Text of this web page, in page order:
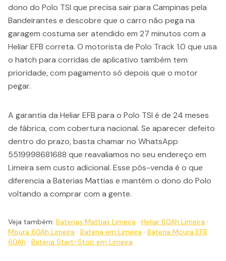
dono do Polo TSI que precisa sair para Campinas pela
Bandeirantes e descobre que o carro não pega na
garagem costuma ser atendido em 27 minutos com a
Heliar EFB correta. O motorista de Polo Track 1.0 que usa
o hatch para corridas de aplicativo também tem
prioridade, com pagamento só depois que o motor
pegar.
A garantia da Heliar EFB para o Polo TSI é de 24 meses
de fábrica, com cobertura nacional. Se aparecer defeito
dentro do prazo, basta chamar no WhatsApp
5519998681688 que reavaliamos no seu endereço em
Limeira sem custo adicional. Esse pós-venda é o que
diferencia a Baterias Mattias e mantém o dono do Polo
voltando a comprar com a gente.
Veja também: Baterias Mattias Limeira · Heliar 60Ah Limeira ·
Moura 60Ah Limeira · Bateria em Limeira · Bateria Moura EFB
60Ah · Bateria Start-Stop em Limeira